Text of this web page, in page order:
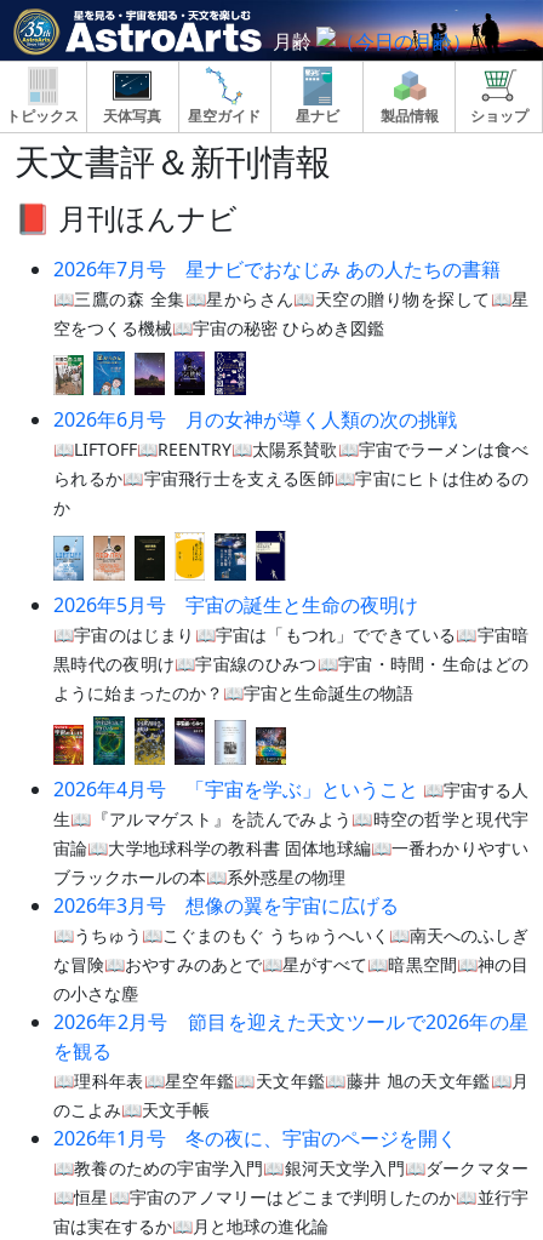
月齢
トピックス 天体写真 星空ガイド 星ナビ 製品情報 ショップ
天文書評＆新刊情報
📕 月刊ほんナビ
2026年7月号 星ナビでおなじみ あの人たちの書籍
📖三鷹の森 全集📖星からさん📖天空の贈り物を探して📖星
空をつくる機械📖宇宙の秘密 ひらめき図鑑
2026年6月号 月の女神が導く人類の次の挑戦
📖LIFTOFF📖REENTRY📖太陽系賛歌📖宇宙でラーメンは食べ
られるか📖宇宙飛行士を支える医師📖宇宙にヒトは住めるの
か
2026年5月号 宇宙の誕生と生命の夜明け
📖宇宙のはじまり📖宇宙は「もつれ」でできている📖宇宙暗
黒時代の夜明け📖宇宙線のひみつ📖宇宙・時間・生命はどの
ように始まったのか？📖宇宙と生命誕生の物語
2026年4月号 「宇宙を学ぶ」ということ 📖宇宙する人
生📖『アルマゲスト』を読んでみよう📖時空の哲学と現代宇
宙論📖大学地球科学の教科書 固体地球編📖一番わかりやすい
ブラックホールの本📖系外惑星の物理
2026年3月号 想像の翼を宇宙に広げる
📖うちゅう📖こぐまのもぐ うちゅうへいく📖南天へのふしぎ
な冒険📖おやすみのあとで📖星がすべて📖暗黒空間📖神の目
の小さな塵
2026年2月号 節目を迎えた天文ツールで2026年の星
を観る
📖理科年表📖星空年鑑📖天文年鑑📖藤井 旭の天文年鑑📖月
のこよみ📖天文手帳
2026年1月号 冬の夜に、宇宙のページを開く
📖教養のための宇宙学入門📖銀河天文学入門📖ダークマター
📖恒星📖宇宙のアノマリーはどこまで判明したのか📖並行宇
宙は実在するか📖月と地球の進化論